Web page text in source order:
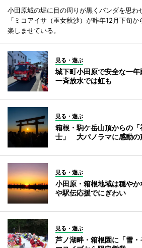
小田原城の堀に目の周りが黒くパンダを思わ
「ミコアイサ（巫女秋沙）が昨年12月下旬
楽しませている。
見る・遊ぶ
城下町小田原で安全な一
一斉放水では虹も
見る・遊ぶ
箱根・駒ケ岳山頂からの
士」 大パノラマに感動の
見る・遊ぶ
小田原・箱根地域は穏や
や駅伝応援でにぎわい
見る・遊ぶ
芦ノ湖畔・箱根園に「雪